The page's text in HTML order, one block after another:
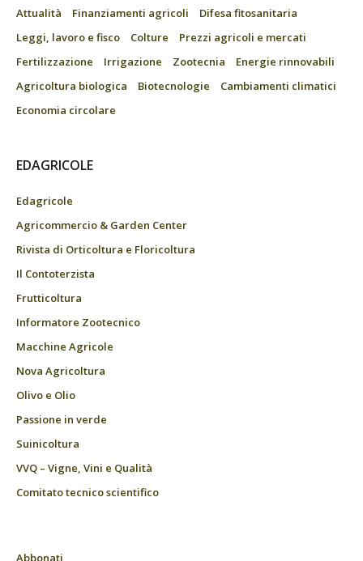
Attualità Finanziamenti agricoli
Difesa fitosanitaria
Leggi, lavoro e fisco
Colture
Prezzi agricoli e mercati
Fertilizzazione
Irrigazione Zootecnia
Energie rinnovabili
Agricoltura biologica
Biotecnologie
Cambiamenti climatici
Economia circolare
EDAGRICOLE
Edagricole
Agricommercio & Garden Center
Rivista di Orticoltura e Floricoltura
Il Contoterzista
Frutticoltura
Informatore Zootecnico
Macchine Agricole
Nova Agricoltura
Olivo e Olio
Passione in verde
Suinicoltura
VVQ – Vigne, Vini e Qualità
Comitato tecnico scientifico
Abbonati